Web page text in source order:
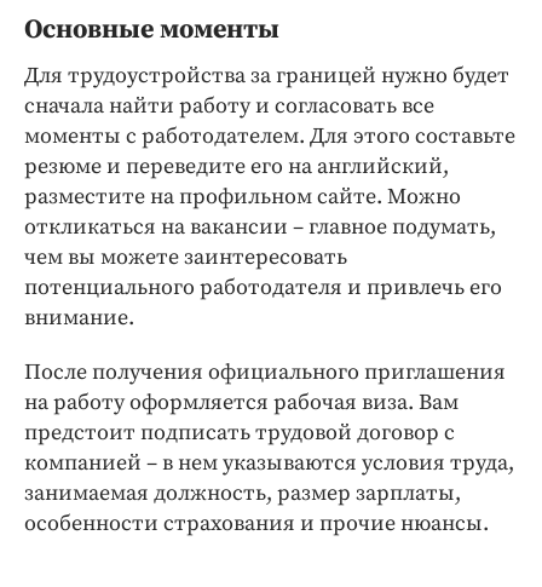
Интересное чтиво
Бренд года
Работодатель года
Основные моменты
Для трудоустройства за границей нужно будет
сначала найти работу и согласовать все
моменты с работодателем. Для этого составьте
резюме и переведите его на английский,
разместите на профильном сайте. Можно
откликаться на вакансии – главное подумать,
чем вы можете заинтересовать
потенциального работодателя и привлечь его
внимание.
После получения официального приглашения
на работу оформляется рабочая виза. Вам
предстоит подписать трудовой договор с
компанией – в нем указываются условия труда,
занимаемая должность, размер зарплаты,
особенности страхования и прочие нюансы.